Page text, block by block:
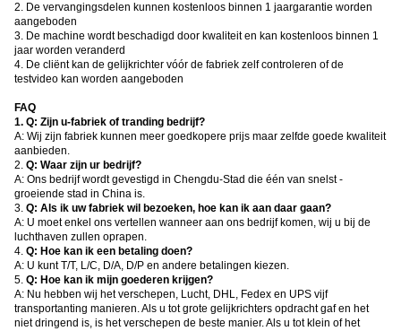
2. De vervangingsdelen kunnen kostenloos binnen 1 jaargarantie worden
aangeboden
3. De machine wordt beschadigd door kwaliteit en kan kostenloos binnen 1
jaar worden veranderd
4. De cliënt kan de gelijkrichter vóór de fabriek zelf controleren of de
testvideo kan worden aangeboden
FAQ
1. Q: Zijn u-fabriek of tranding bedrijf?
A: Wij zijn fabriek kunnen meer goedkopere prijs maar zelfde goede kwaliteit
aanbieden.
2. Q: Waar zijn ur bedrijf?
A: Ons bedrijf wordt gevestigd in Chengdu-Stad die één van snelst -
groeiende stad in China is.
3. Q: Als ik uw fabriek wil bezoeken, hoe kan ik aan daar gaan?
A: U moet enkel ons vertellen wanneer aan ons bedrijf komen, wij u bij de
luchthaven zullen oprapen.
4. Q: Hoe kan ik een betaling doen?
A: U kunt T/T, L/C, D/A, D/P en andere betalingen kiezen.
5. Q: Hoe kan ik mijn goederen krijgen?
A: Nu hebben wij het verschepen, Lucht, DHL, Fedex en UPS vijf
transportanting manieren. Als u tot grote gelijkrichters opdracht gaf en het
niet dringend is, is het verschepen de beste manier. Als u tot klein of het